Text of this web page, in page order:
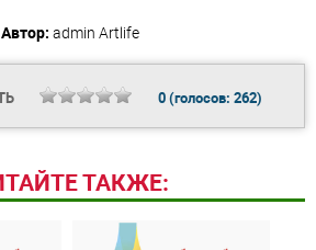
Автор: admin Artlife
0(голосов: 262)
ТАКЖЕ: